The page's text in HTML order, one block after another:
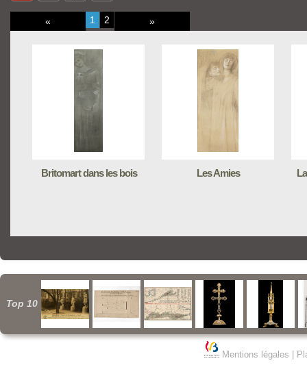
« 1 2 »
Britomart dans les bois Les Amies
Top 10
Mentions légales